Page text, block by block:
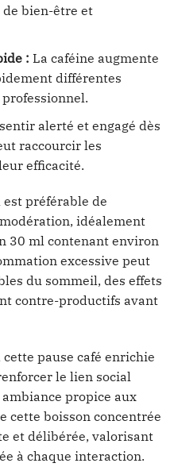
bien-être et
: La caféine augmente
différentes
alerté et engagé dès
raccourcir les
efficacité.
préférable de
idéalement
30 ml contenant environ
excessive peut
du sommeil, des effets
contre-productifs avant
pause café enrichie
le lien social
propice aux
cette boisson concentrée
et délibérée, valorisant
à chaque interaction.